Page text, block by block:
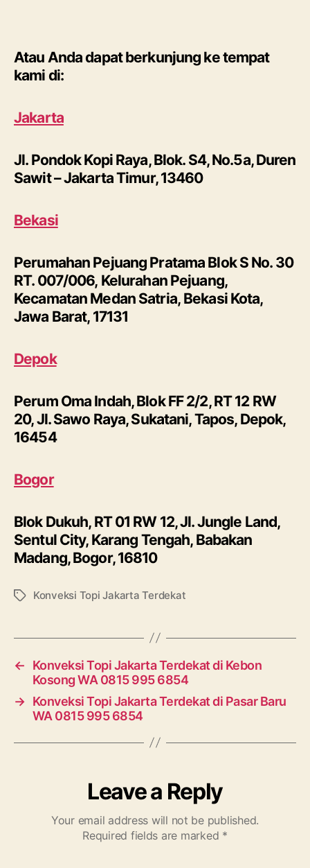
Atau Anda dapat berkunjung ke tempat
kami di:
Jakarta
Jl. Pondok Kopi Raya, Blok. S4, No.5a, Duren
Sawit – Jakarta Timur, 13460
Bekasi
Perumahan Pejuang Pratama Blok S No. 30
RT. 007/006, Kelurahan Pejuang,
Kecamatan Medan Satria, Bekasi Kota,
Jawa Barat, 17131
Depok
Perum Oma Indah, Blok FF 2/2, RT 12 RW
20, Jl. Sawo Raya, Sukatani, Tapos, Depok,
16454
Bogor
Blok Dukuh, RT 01 RW 12, Jl. Jungle Land,
Sentul City, Karang Tengah, Babakan
Madang, Bogor, 16810
TagsKonveksi Topi Jakarta Terdekat
←
Konveksi Topi Jakarta Terdekat di Kebon
Kosong WA 0815 995 6854
→ Konveksi Topi Jakarta Terdekat di Pasar Baru
WA 0815 995 6854
Leave a Reply
Your email address will not be published.
Required fields are marked *